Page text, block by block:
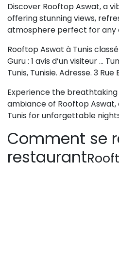
Discover Rooftop Aswat, a
offering stunning views,
atmosphere perfect for any
Rooftop Aswat à Tunis
Guru : 1 avis d’un visiteur …
Tunis, Tunisie. Adresse. 3 Rue
Experience the
ambiance of Rooftop
Tunis for unforgettable
Comment se
restaurant